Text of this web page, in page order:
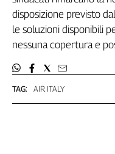
Girasoli
Sassolino
Linea
Economica
It
Easy
TAG: AIR ITALY
disposizione previsto
le soluzioni disponibili
nessuna copertura e